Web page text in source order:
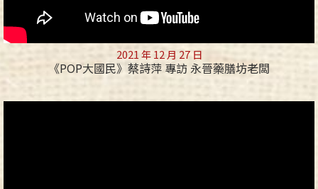
2021 年 12 月 27 日
《POP大國民》蔡詩萍 專訪 永晉藥膳坊老闆